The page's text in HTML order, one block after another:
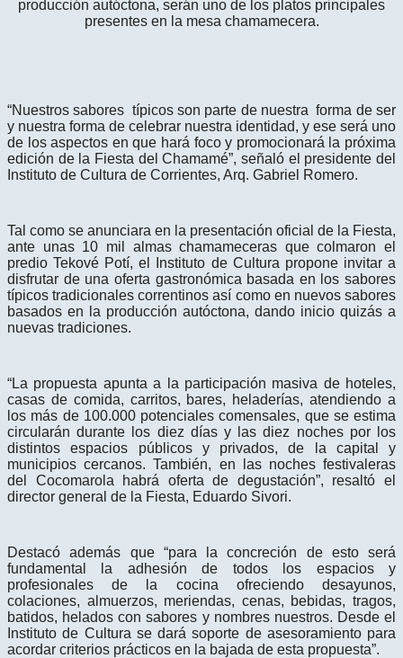
producción autóctona, serán uno de los platos principales
presentes en la mesa chamamecera.
“Nuestros sabores típicos son parte de nuestra forma de ser
y nuestra forma de celebrar nuestra identidad, y ese será uno
de los aspectos en que hará foco y promocionará la próxima
edición de la Fiesta del Chamamé”, señaló el presidente del
Instituto de Cultura de Corrientes, Arq. Gabriel Romero.
Tal como se anunciara en la presentación oficial de la Fiesta,
ante unas 10 mil almas chamameceras que colmaron el
predio Tekové Potí, el Instituto de Cultura propone invitar a
disfrutar de una oferta gastronómica basada en los sabores
típicos tradicionales correntinos así como en nuevos sabores
basados en la producción autóctona, dando inicio quizás a
nuevas tradiciones.
“La propuesta apunta a la participación masiva de hoteles,
casas de comida, carritos, bares, heladerías, atendiendo a
los más de 100.000 potenciales comensales, que se estima
circularán durante los diez días y las diez noches por los
distintos espacios públicos y privados, de la capital y
municipios cercanos. También, en las noches festivaleras
del Cocomarola habrá oferta de degustación”, resaltó el
director general de la Fiesta, Eduardo Sivori.
Destacó además que “para la concreción de esto será
fundamental la adhesión de todos los espacios y
profesionales de la cocina ofreciendo desayunos,
colaciones, almuerzos, meriendas, cenas, bebidas, tragos,
batidos, helados con sabores y nombres nuestros. Desde el
Instituto de Cultura se dará soporte de asesoramiento para
acordar criterios prácticos en la bajada de esta propuesta”.